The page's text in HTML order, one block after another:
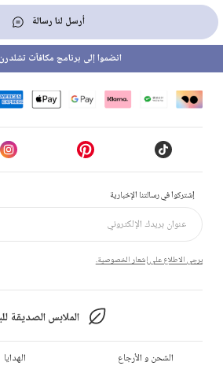
أرسل لنا رسالة
إشتركوا في رسالتنا الإخبارية
يرجى الاطلاع على إشعار الخصوصية.
الملابس الصديقة
انضموا إلى برنامج مكافآت
الشحن و الأرجاع
الهدايا